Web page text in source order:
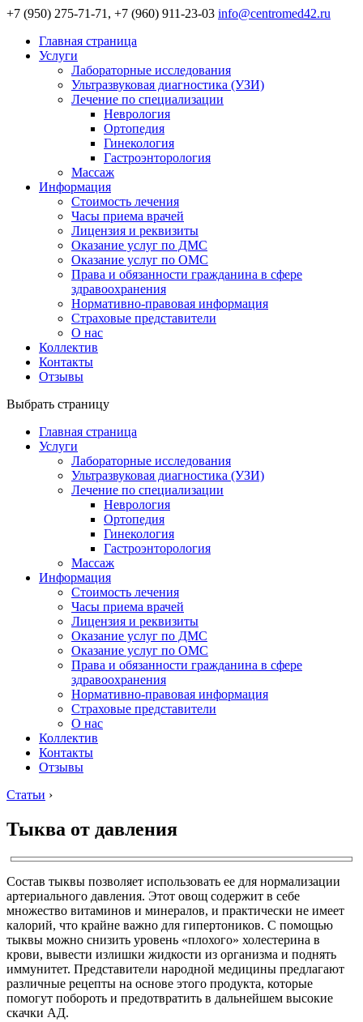
+7 (950) 275-71-71, +7 (960) 911-23-03 info@centromed42.ru
Главная страница
Услуги
Лабораторные исследования
Ультразвуковая диагностика (УЗИ)
Лечение по специализации
Неврология
Ортопедия
Гинекология
Гастроэнторология
Массаж
Информация
Стоимость лечения
Часы приема врачей
Лицензия и реквизиты
Оказание услуг по ДМС
Оказание услуг по ОМС
Права и обязанности гражданина в сфере
здравоохранения
Нормативно-правовая информация
Страховые представители
О нас
Коллектив
Контакты
Отзывы
Выбрать страницу
Главная страница
Услуги
Лабораторные исследования
Ультразвуковая диагностика (УЗИ)
Лечение по специализации
Неврология
Ортопедия
Гинекология
Гастроэнторология
Массаж
Информация
Стоимость лечения
Часы приема врачей
Лицензия и реквизиты
Оказание услуг по ДМС
Оказание услуг по ОМС
Права и обязанности гражданина в сфере
здравоохранения
Нормативно-правовая информация
Страховые представители
О нас
Коллектив
Контакты
Отзывы
Статьи ›
Тыква от давления
Состав тыквы позволяет использовать ее для нормализации
артериального давления. Этот овощ содержит в себе
множество витаминов и минералов, и практически не имеет
калорий, что крайне важно для гипертоников. С помощью
тыквы можно снизить уровень «плохого» холестерина в
крови, вывести излишки жидкости из организма и поднять
иммунитет. Представители народной медицины предлагают
различные рецепты на основе этого продукта, которые
помогут побороть и предотвратить в дальнейшем высокие
скачки АД.